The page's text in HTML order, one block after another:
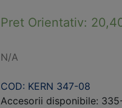
Pret Orientativ:
N/A
COD: KERN 347-08
Accesorii disponibile: